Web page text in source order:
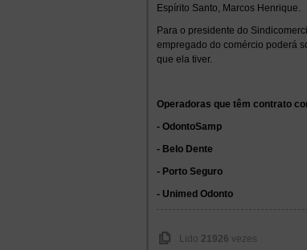
Espírito Santo, Marcos Henrique.
Para o presidente do
empregado do comércio poderá
que ela tiver.
Operadoras que têm contrato
- OdontoSamp
- Belo Dente
- Porto Seguro
- Unimed Odonto
Lido 21926 vezes